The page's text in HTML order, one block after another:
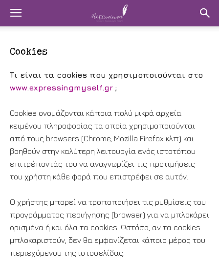
Cookies
Τι είναι τα cookies που χρησιμοποιούνται στo
www.expressingmyself.gr ;
Cookies ονομάζονται κάποια πολύ μικρά αρχεία
κειμένου πληροφορίας τα οποία χρησιμοποιούνται
από τους browsers (Chrome, Mozilla Firefox κλπ) και
βοηθούν στην καλύτερη λειτουργία ενός ιστοτόπου
επιτρέποντάς του να αναγνωρίζει τις προτιμήσεις
του χρήστη κάθε φορά που επιστρέφει σε αυτόν.
Ο χρήστης μπορεί να τροποποιήσει τις ρυθμίσεις του
προγράμματος περιήγησης (browser) για να μπλοκάρει
ορισμένα ή και όλα τα cookies. Ωστόσο, αν τα cookies
μπλοκαριστούν, δεν θα εμφανίζεται κάποιο μέρος του
περιεχόμενου της ιστοσελίδας.